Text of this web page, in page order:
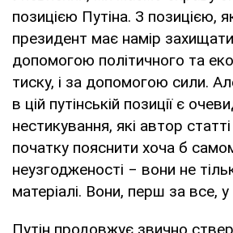
позицією Путіна. З позицією,
президент має намір
допомогою політичного та
тиску, і за допомогою сили.
в цій путінській позиції є
нестикування, які автор
початку пояснити хоча б
неузгодженості ‒ вони не
матеріалі. Вони, перш за все, у
Путін продовжує звично